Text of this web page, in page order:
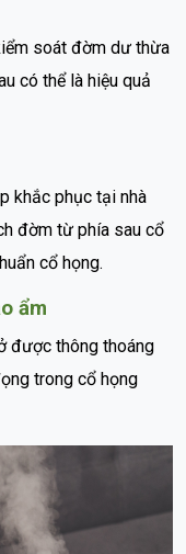
soát đờm dư thừa
có thể là hiệu quả
khắc phục tại nhà
đờm từ phía sau cổ
cổ họng.
ẩm
được thông thoáng
trong cổ họng